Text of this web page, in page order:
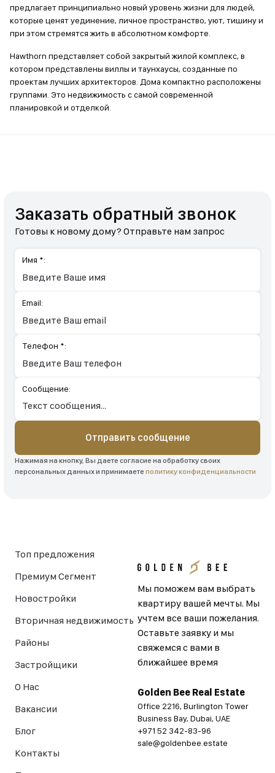
предлагает принципиально новый уровень жизни для людей,
которые ценят уединение, личное пространство, уют, тишину и
при этом стремятся жить в абсолютном комфорте.
Hawthorn представляет собой закрытый жилой комплекс, в
котором представлены виллы и таунхаусы, созданные по
проектам лучших архитекторов. Дома компактно расположены
группами. Это недвижимость с самой современной
планировкой и отделкой.
Заказать обратный звонок
Готовы к новому дому? Отправьте нам запрос
Имя *:
Email:
Телефон *:
Сообщение:
Отправить сообщение
Нажимая на кнопку, Вы даете согласие на обработку своих
персональных данных и принимаете политику конфиденциальности
Мы поможем вам выбрать
квартиру вашей мечты. Мы
учтем все ваши пожелания.
Оставьте заявку и мы
свяжемся с вами в
ближайшее время
Golden Bee Real Estate
Office 2216, Burlington Tower
Business Bay, Dubai, UAE
+971 52 342-83-96
sale@goldenbee.estate
Топ предложения
Премиум Сегмент
Новостройки
Вторичная недвижимость
Районы
Застройщики
О Нас
Вакансии
Блог
Контакты